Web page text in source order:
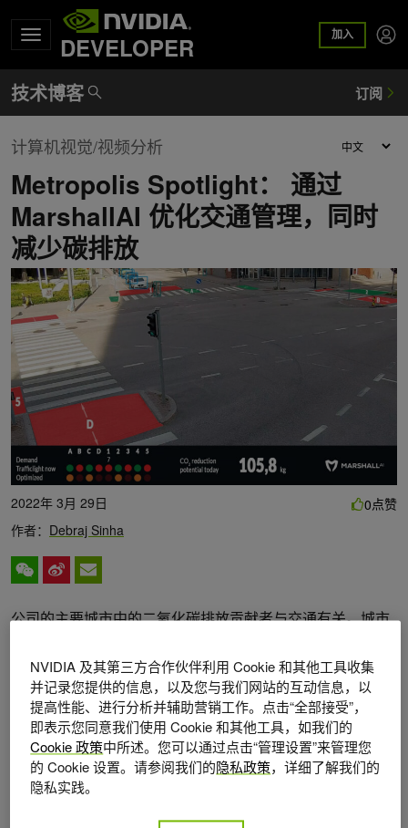
DEVELOPER 加入
计算机视觉/视频分析
Metropolis Spotlight： 通过
MarshallAI 优化交通管理，同时
减少碳排放
2022年 3月 29日
作者： Debraj Sinha
0点赞
公司的主要城市中的二氧化碳排放贡献者与交通有关。城市
施。NVIDIA Metropolis合作伙伴 MarshallAI正在帮助城市
改善交通管理，减少二氧化碳排放2视觉 AI 应用的排放。
MARSalai 的计算机视觉和人工智能解决方案通过使交通管
理更有效，帮助城市更接近碳中和。他们将基于深度学习的
人工智能应用于视频传感器，以了解道路使用情况，并通知
NVIDIA 及其第三方合作伙伴利用 Cookie 和其他工具收集
并记录您提供的信息，以及您与我们网站的互动信息，以
提高性能、进行分析并辅助营销工作。点击“全部接受”，
即表示您同意我们使用 Cookie 和其他工具，如我们的
Cookie 政策中所述。您可以通过点击“管理设置”来管理您
的 Cookie 设置。请参阅我们的隐私政策，详细了解我们的
隐私实践。